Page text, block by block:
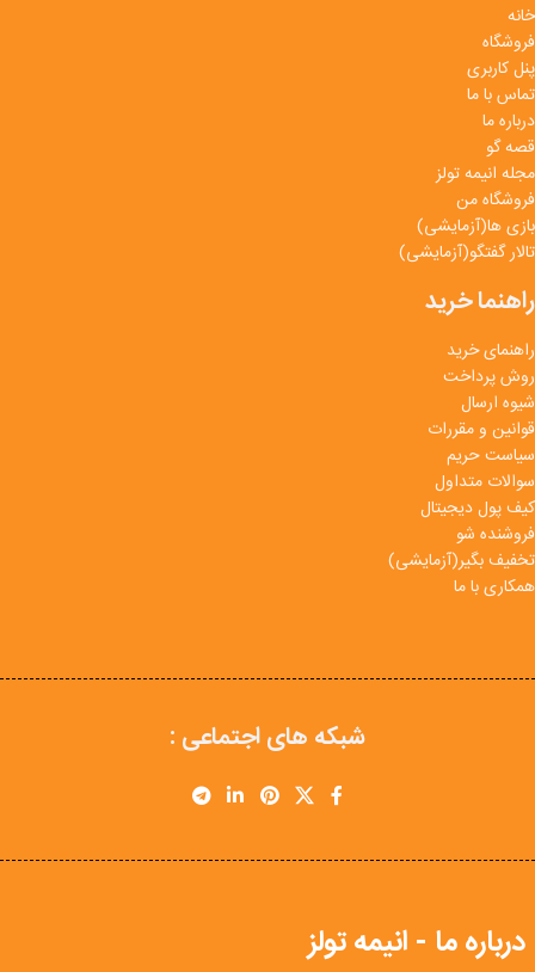
خانه
فروشگاه
پنل کاربری
تماس با ما
درباره ما
قصه گو
مجله انیمه تولز
فروشگاه من
بازی ها(آزمایشی)
تالار گفتگو(آزمایشی)
راهنما خرید
راهنمای خرید
روش پرداخت
شیوه ارسال
قوانین و مقررات
سیاست حریم
سوالات متداول
کیف پول دیجیتال
فروشنده شو
تخفیف بگیر(آزمایشی)
همکاری با ما
شبکه های اجتماعی :
درباره ما - انیمه تولز